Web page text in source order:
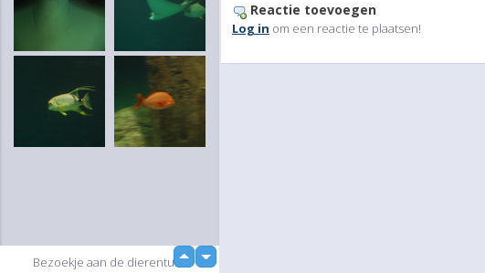
up down
Bezoekje aan de dierentuin.
Reactie toevoegen
Log in om een reactie te plaatsen!